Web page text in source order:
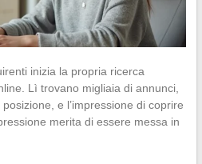
inizia la propria ricerca
Lì trovano migliaia di annunci,
e l’impressione di coprire
merita di essere messa in